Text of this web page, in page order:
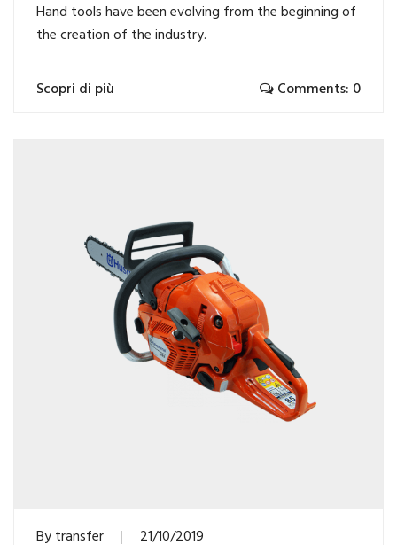
Hand tools have been evolving from the beginning of
the creation of the industry.
Scopri di più Comments: 0
Bytransfer 21/10/2019